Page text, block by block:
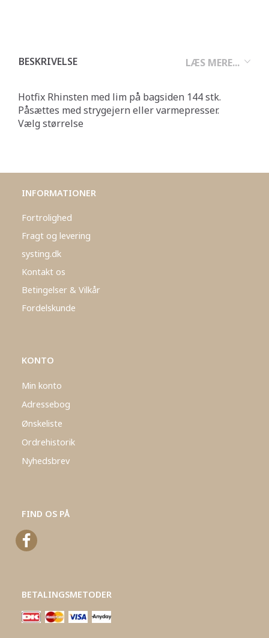
LÆS MERE...
BESKRIVELSE
Hotfix Rhinsten med lim på bagsiden 144 stk.
Påsættes med strygejern eller varmepresser.
Vælg størrelse
INFORMATIONER
Fortrolighed
Fragt og levering
systing.dk
Kontakt os
Betingelser & Vilkår
Fordelskunde
KONTO
Min konto
Adressebog
Ønskeliste
Ordrehistorik
Nyhedsbrev
FIND OS PÅ
BETALINGSMETODER